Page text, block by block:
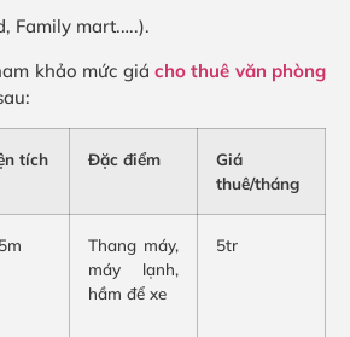
Family mart.….).
khảo mức giá cho thuê văn phòng
tích Đặc điểm
Giá
thuê/tháng
Thang máy,
máy lạnh,
hầm để xe
5tr